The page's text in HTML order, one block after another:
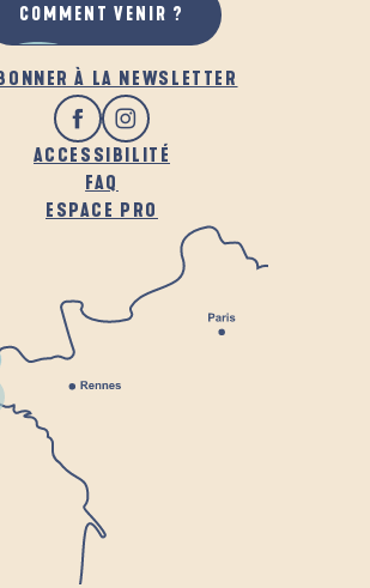
À LA NEWSLETTER
ACCESSIBILITÉ
FAQ
ESPACE PRO
COMMENT VENIR ?